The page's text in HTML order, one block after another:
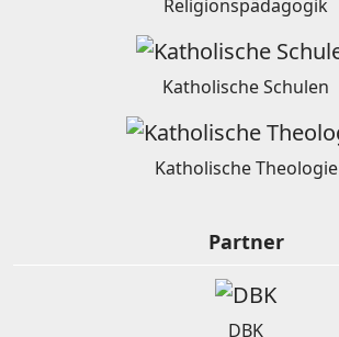
Religionspädagogik
Katholische Schulen
Katholische Theologie
Partner
DBK